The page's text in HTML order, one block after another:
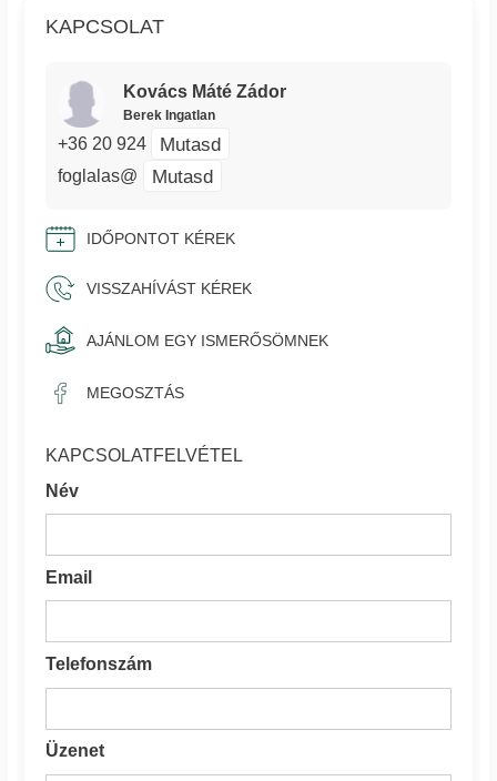
KAPCSOLAT
Kovács Máté Zádor
Berek Ingatlan
+36 20 924 Mutasd
foglalas@ Mutasd
IDŐPONTOT KÉREK
VISSZAHÍVÁST KÉREK
AJÁNLOM EGY ISMERŐSÖMNEK
MEGOSZTÁS
KAPCSOLATFELVÉTEL
Név
Email
Telefonszám
Üzenet